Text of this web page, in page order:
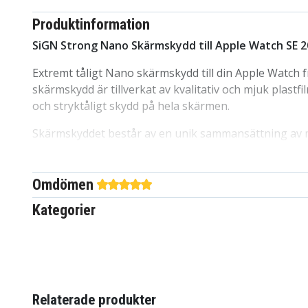
Produktinformation
SiGN Strong Nano Skärmskydd till Apple Watch SE
Extremt tåligt Nano skärmskydd till din Apple Watch
skärmskydd är tillverkat av kvalitativ och mjuk
och stryktåligt skydd på hela skärmen.
Skärmskyddet består av en unik sammansättning
vardagens alla små missöden. Levereras med
Stöttåligt och heltäckande skydd
Oroa dig mindre för att repor och sprickor ska
Nano skärmskydd har utmärkande egenskaper som
Omdömen
Kategorier
Relaterade produkter